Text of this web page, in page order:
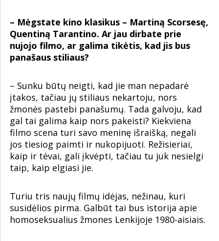
– Mėgstate kino klasikus – Martiną Scorsesę,
Quentiną Tarantino. Ar jau dirbate prie
nujojo filmo, ar galima tikėtis, kad jis bus
panašaus stiliaus?
– Sunku būtų neigti, kad jie man nepadarė
įtakos, tačiau jų stiliaus nekartoju, nors
žmonės pastebi panašumų. Tada galvoju, kad
gal tai galima kaip nors pakeisti? Kiekviena
filmo scena turi savo meninę išraišką, negali
jos tiesiog paimti ir nukopijuoti. Režisieriai,
kaip ir tėvai, gali įkvėpti, tačiau tu juk nesielgi
taip, kaip elgiasi jie.
Turiu tris naujų filmų idėjas, nežinau, kuri
susidėlios pirma. Galbūt tai bus istorija apie
homoseksualius žmones Lenkijoje 1980-aisiais.